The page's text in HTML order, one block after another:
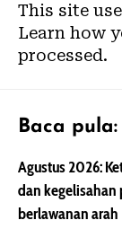
This site
Learn how
processed.
Baca pula:
Agustus 2026:
dan
berlawanan arah